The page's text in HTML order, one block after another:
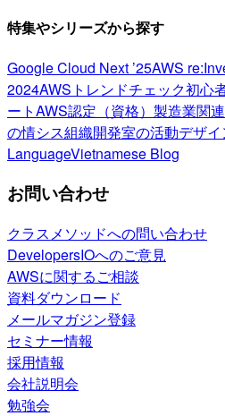
特集やシリーズから探す
Google Cloud Next ’25AWS
2024AWSトレンドチェック初心
ートAWS認定（資格） 製造業関連
の情シス組織開発室の活動デザイ
LanguageVietnamese Blog
お問い合わせ
クラスメソッドへの問い合わせ
DevelopersIOへのご意見
AWSに関するご相談
資料ダウンロード
メールマガジン登録
セミナー情報
採用情報
会社説明会
勉強会